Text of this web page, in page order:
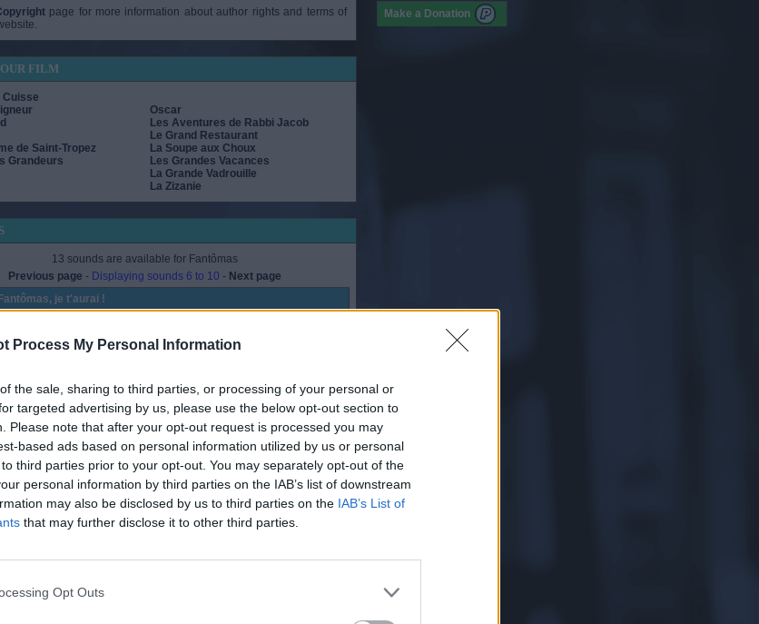
Process My Personal Information
the sale, sharing to third parties, or processing of your personal or
targeted advertising by us, please use the below opt-out section to
Please note that after your opt-out request is processed you may
based ads based on personal information utilized by us or personal
third parties prior to your opt-out. You may separately opt-out of the
personal information by third parties on the IAB’s list of downstream
may also be disclosed by us to third parties on the IAB’s List of
that may further disclose it to other third parties.
Opt Outs
page for more information about author rights and terms of
FILM
Cuisse
de Saint-Tropez
Grandeurs
Oscar
Les Aventures de Rabbi Jacob
Le Grand Restaurant
La Soupe aux Choux
Les Grandes Vacances
La Grande Vadrouille
La Zizanie
13 sounds are available for Fantômas
Previous page - Displaying sounds 6 to 10 - Next page
je t'aurai !
après avoir échappé à Juve.
Ah ah ah ah ah...
Fantômas, je t'aurai !
tient sur mon compte des propos qui m'agacent de plus en plus.
Make a Donation